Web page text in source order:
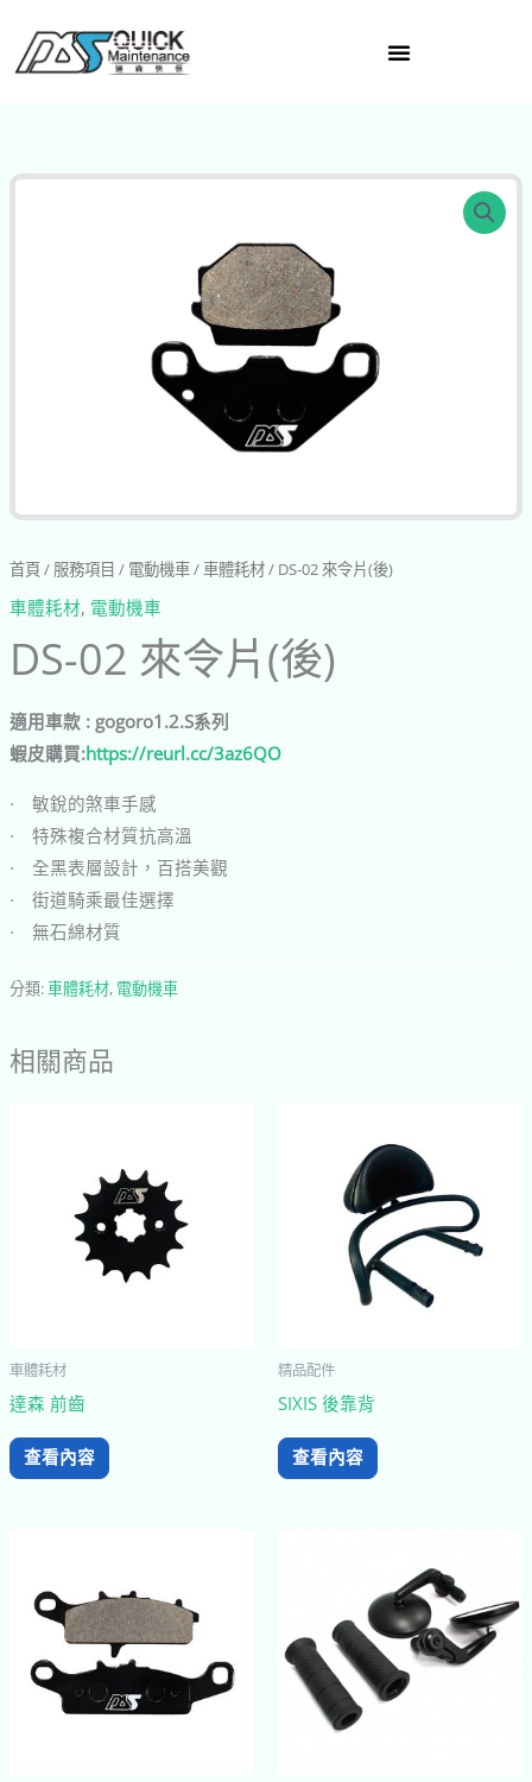
主
容
首頁/ 服務項目 / 電動機車/車體耗材/ DS-02 來令片(後)
車體耗材, 電動機車
DS-02 來令片(後)
適用車款 : gogoro1.2.S系列
蝦皮購買:https://reurl.cc/3az6QO
· 敏銳的煞車手感
· 特殊複合材質抗高溫
· 全黑表層設計，百搭美觀
· 街道騎乘最佳選擇
· 無石綿材質
分類:車體耗材, 電動機車
相關商品
車體耗材
達森 前齒
查看內容
精品配件
SIXIS 後靠背
查看內容